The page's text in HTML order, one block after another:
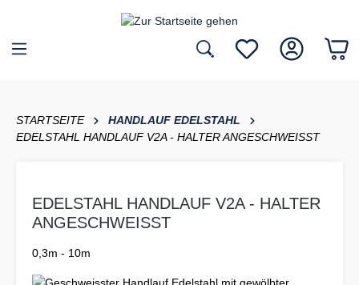
STARTSEITE
HANDLAUF EDELSTAHL
EDELSTAHL HANDLAUF V2A - HALTER ANGESCHWEISST
EDELSTAHL HANDLAUF V2A - HALTER
ANGESCHWEISST
0,3m - 10m